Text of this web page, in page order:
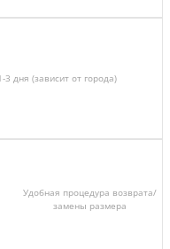
3 дня (зависит от города)
Удобная процедура возврата/
замены размера